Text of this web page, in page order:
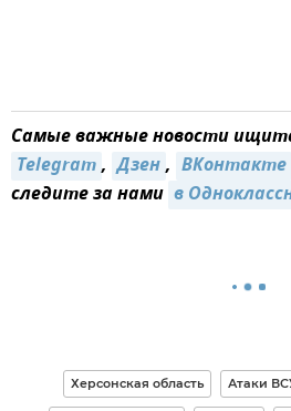
Самые важные новости
Telegram, Дзен, ВКонтакте
следите за нами в
Херсонская область Атаки